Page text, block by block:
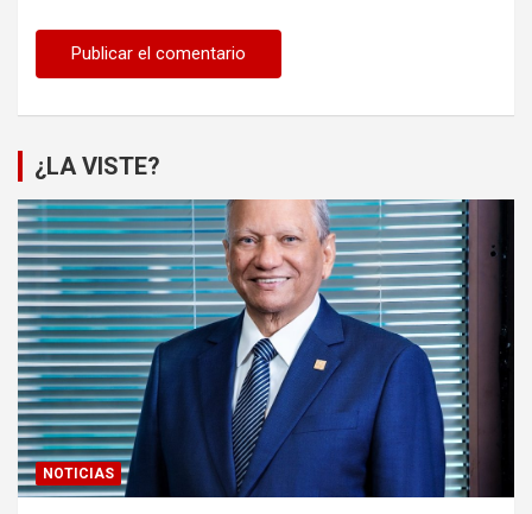
¿LA VISTE?
NOTICIAS